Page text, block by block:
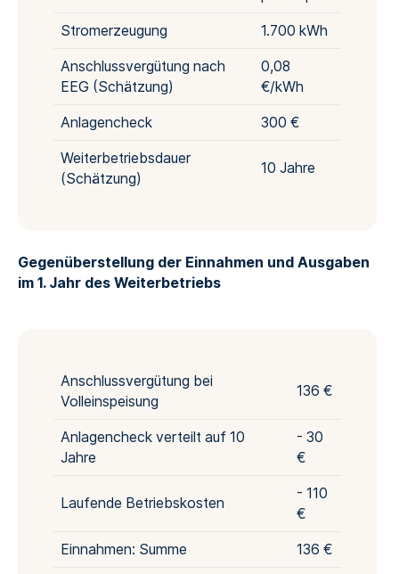
Stromerzeugung 1.700 kWh
Anschlussvergütung nach
EEG (Schätzung)
0,08
€/kWh
Anlagencheck 300 €
Weiterbetriebsdauer
(Schätzung)
10 Jahre
Gegenüberstellung der Einnahmen und Ausgaben
im 1. Jahr des Weiterbetriebs
Anschlussvergütung bei
Volleinspeisung
136 €
Anlagencheck verteilt auf 10
Jahre
- 30
€
Laufende Betriebskosten
- 110
€
Einnahmen: Summe 136 €